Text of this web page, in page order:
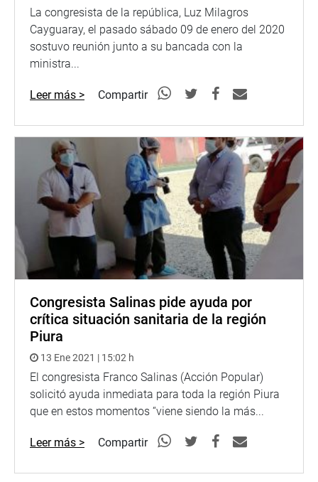
La congresista de la república, Luz Milagros
Cayguaray, el pasado sábado 09 de enero del 2020
sostuvo reunión junto a su bancada con la
ministra...
Leer más > Compartir
Congresista Salinas pide ayuda por
crítica situación sanitaria de la región
Piura
13 Ene 2021 | 15:02 h
El congresista Franco Salinas (Acción Popular)
solicitó ayuda inmediata para toda la región Piura
que en estos momentos “viene siendo la más...
Leer más > Compartir